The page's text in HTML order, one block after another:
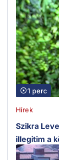
1 perc
Hírek
Szikra
illegitim a